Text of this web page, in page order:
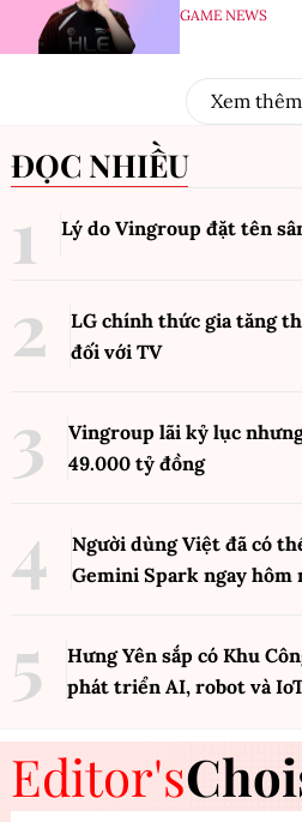
GAME NEWS
Xem thêm
ĐỌC NHIỀU
Lý do Vingroup đặt tên
LG chính thức gia tăng
đối với TV
Vingroup lãi kỷ lục
49.000 tỷ đồng
Người dùng Việt đã có
Gemini Spark ngay hôm
Hưng Yên sắp có Khu
phát triển AI, robot và
Editor's